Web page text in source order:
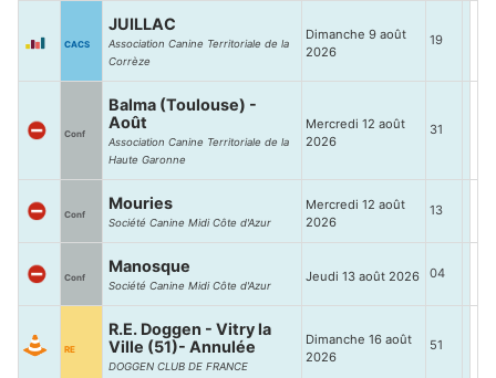
CACS
JUILLAC
Association Canine Territoriale de la
Corrèze
Dimanche 9 août
2026
19
Conf
Balma (Toulouse) -
Août
Association Canine Territoriale de la
Haute Garonne
Mercredi 12 août
2026
31
Conf
Mouries
Société Canine Midi Côte d'Azur
Mercredi 12 août
2026
13
Conf
Manosque
Société Canine Midi Côte d'Azur
Jeudi 13 août 2026 04
RE
R.E. Doggen - Vitry la
Ville (51)- Annulée
DOGGEN CLUB DE FRANCE
Dimanche 16 août
2026
51